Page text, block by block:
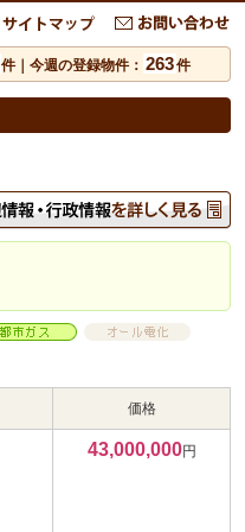
件｜今週の登録物件： 263件
価格
43,000,000円